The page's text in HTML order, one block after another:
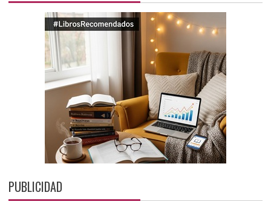
PUBLICIDAD